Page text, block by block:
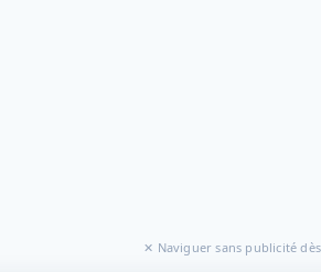
✕ Naviguer sans publicité dès